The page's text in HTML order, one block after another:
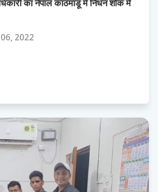
का नेपाल काठमांडू में निधन शोक में
2022